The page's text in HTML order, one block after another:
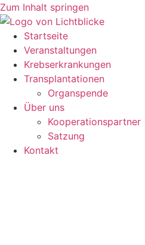
Zum Inhalt springen
Startseite
Veranstaltungen
Krebserkrankungen
Transplantationen
Organspende
Über uns
Kooperationspartner
Satzung
Kontakt